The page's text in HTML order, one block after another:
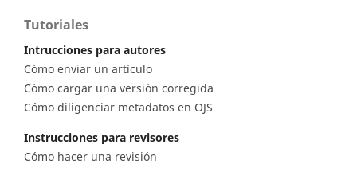
Tutoriales
Intrucciones para autores
Cómo enviar un artículo
Cómo cargar una versión corregida
Cómo diligenciar metadatos en OJS
Instrucciones para revisores
Cómo hacer una revisión